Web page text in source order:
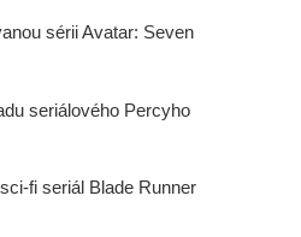
sérii Avatar: Seven
seriálového Percyho
fi seriál Blade Runner